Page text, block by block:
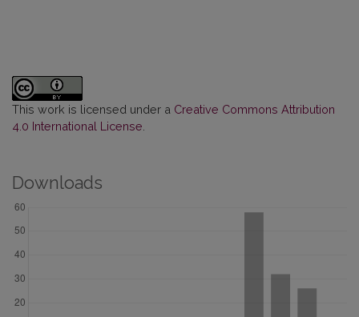
This work is licensed under a Creative Commons Attribution
4.0 International License
Downloads